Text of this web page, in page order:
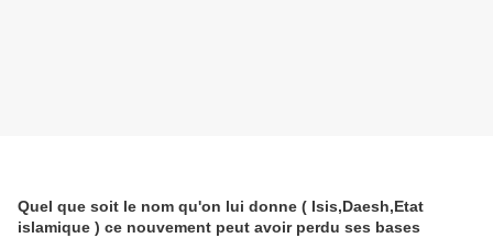
Quel que soit le nom qu'on lui donne ( Isis,Daesh,Etat
islamique ) ce nouvement peut avoir perdu ses bases